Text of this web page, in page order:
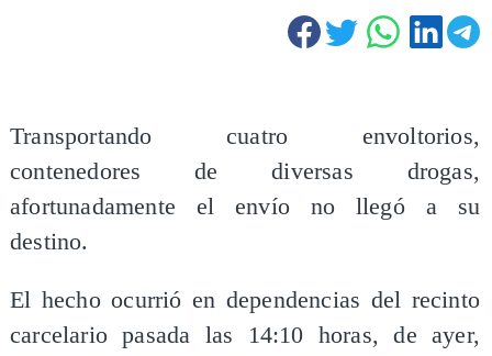
Transportando cuatro envoltorios,
contenedores de diversas drogas,
afortunadamente el envío no llegó a su
destino.
El hecho ocurrió en dependencias del recinto
carcelario pasada las 14:10 horas, de ayer,